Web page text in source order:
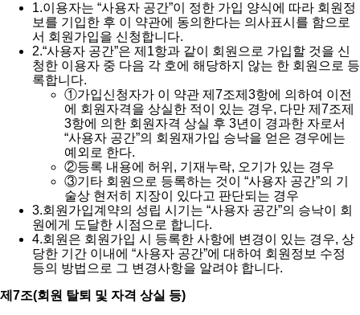
1.이용자는 “사용자 공간”이 정한 가입 양식에 따라 회원정
보를 기입한 후 이 약관에 동의한다는 의사표시를 함으로
서 회원가입을 신청합니다.
2.“사용자 공간”은 제1항과 같이 회원으로 가입할 것을 신
청한 이용자 중 다음 각 호에 해당하지 않는 한 회원으로 등
록합니다.
①가입신청자가 이 약관 제7조제3항에 의하여 이전
에 회원자격을 상실한 적이 있는 경우, 다만 제7조제
3항에 의한 회원자격 상실 후 3년이 경과한 자로서
“사용자 공간”의 회원재가입 승낙을 얻은 경우에는
예외로 한다.
②등록 내용에 허위, 기재누락, 오기가 있는 경우
③기타 회원으로 등록하는 것이 “사용자 공간”의 기
술상 현저히 지장이 있다고 판단되는 경우
3.회원가입계약의 성립 시기는 “사용자 공간”의 승낙이 회
원에게 도달한 시점으로 합니다.
4.회원은 회원가입 시 등록한 사항에 변경이 있는 경우, 상
당한 기간 이내에 “사용자 공간”에 대하여 회원정보 수정
등의 방법으로 그 변경사항을 알려야 합니다.
제7조(회원 탈퇴 및 자격 상실 등)